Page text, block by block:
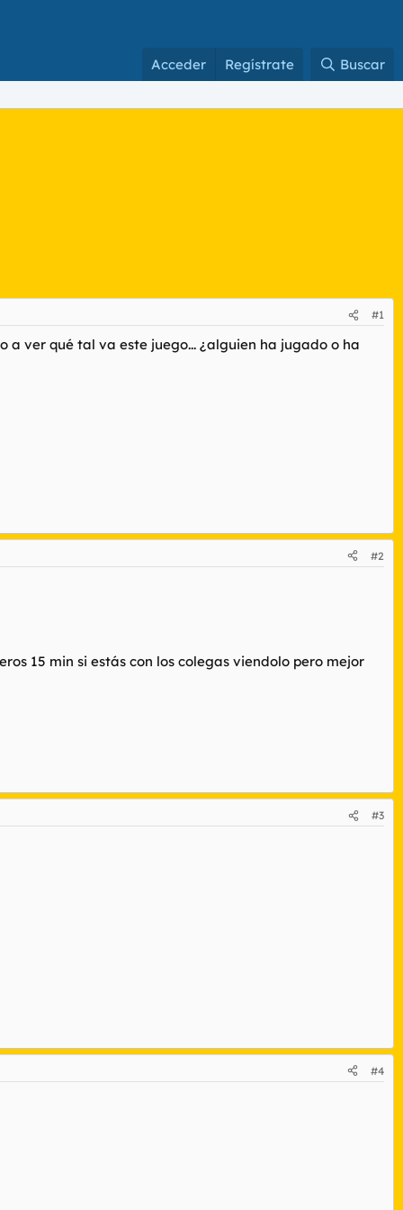
Acceder Regístrate Buscar
#1
ver qué tal va este juego... ¿alguien ha jugado o ha
#2
15 min si estás con los colegas viendolo pero mejor
#3
#4